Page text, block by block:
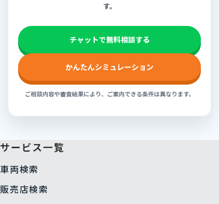
す。
チャットで無料相談する
かんたんシミュレーション
ご相談内容や審査結果により、ご案内できる条件は異なります。
サービス一覧
車両検索
販売店検索